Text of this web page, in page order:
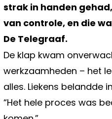
strak in handen
van controle, en die
De Telegraaf.
De klap kwam
werkzaamheden – het
alles. Liekens belandde
“Het hele proces was